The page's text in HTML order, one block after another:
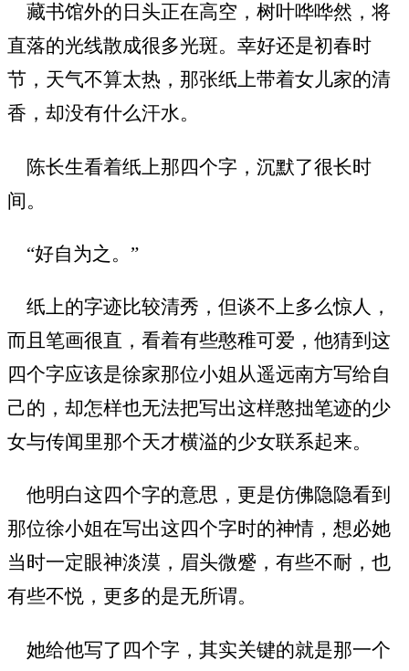
藏书馆外的日头正在高空，树叶哗哗然，将
直落的光线散成很多光斑。幸好还是初春时
节，天气不算太热，那张纸上带着女儿家的清
香，却没有什么汗水。
陈长生看着纸上那四个字，沉默了很长时
间。
“好自为之。”
纸上的字迹比较清秀，但谈不上多么惊人，
而且笔画很直，看着有些憨稚可爱，他猜到这
四个字应该是徐家那位小姐从遥远南方写给自
己的，却怎样也无法把写出这样憨拙笔迹的少
女与传闻里那个天才横溢的少女联系起来。
他明白这四个字的意思，更是仿佛隐隐看到
那位徐小姐在写出这四个字时的神情，想必她
当时一定眼神淡漠，眉头微蹙，有些不耐，也
有些不悦，更多的是无所谓。
她给他写了四个字，其实关键的就是那一个